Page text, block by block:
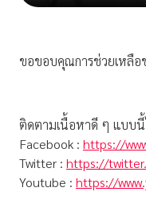
ขอขอบคุณการช่วยเหลือ
ติดตามเนื้อหาดี ๆ แบบ
Facebook : https://
Twitter : https://
Youtube : https://